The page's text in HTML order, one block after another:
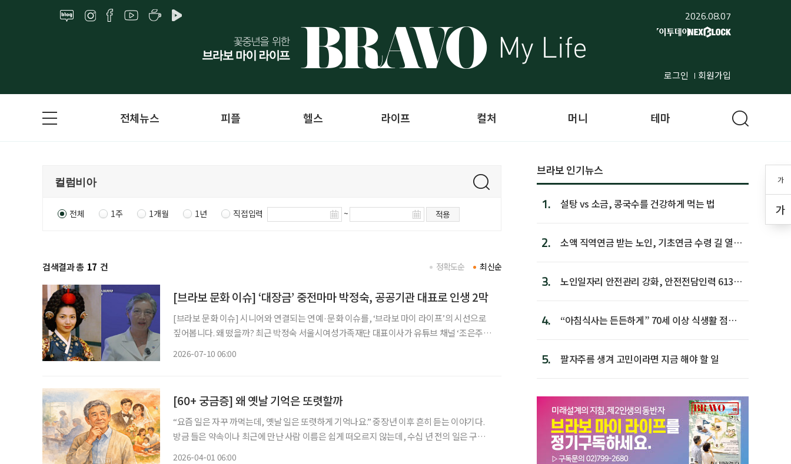
2026.08.07
로그인 회원가입
가
가
전체뉴스 피플 헬스 라이프 컬처 머니 테마
전체 1주 1개월 1년 직접입력 ~ 적용
검색결과 총 17 건 최신순
정확도순
[브라보 문화 이슈] ‘대장금’ 중전마마 박정숙, 공공기관 대표로 인생 2막
[브라보 문화 이슈] 시니어와 연결되는 연예·문화 이슈를, ‘브라보 마이 라이프’의 시선으로
짚어봅니다. 왜 떴을까? 최근 박정숙 서울시여성가족재단 대표이사가 유튜브 채널 ‘조은주의
2026-07-10 06:00
[60+ 궁금증] 왜 옛날 기억은 또렷할까
“요즘 일은 자꾸 까먹는데, 옛날 일은 또렷하게 기억나요.” 중장년 이후 흔히 듣는 이야기다.
방금 들은 약속이나 최근에 만난 사람 이름은 쉽게 떠오르지 않는데, 수십 년 전의 일은 구체
2026-04-01 06:00
브라보 인기뉴스
1. 설탕 vs 소금, 콩국수를 건강하게 먹는 법
2.
소액 직역연금 받는 노인, 기초연금 수령 길 열린
3.
노인일자리 안전관리 강화, 안전전담인력 613명
4.
“아침식사는 든든하게” 70세 이상 식생활 점수
5. 팔자주름 생겨 고민이라면 지금 해야 할 일